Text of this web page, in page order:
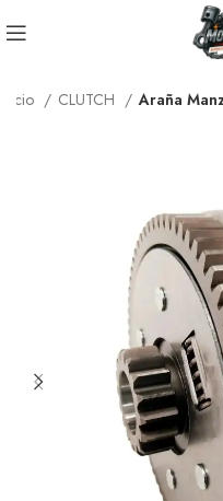
Inicio CLUTCH Araña